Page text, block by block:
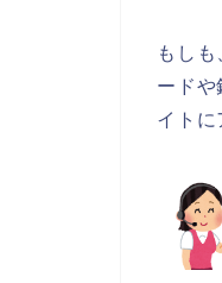
もし
ードや
イトに